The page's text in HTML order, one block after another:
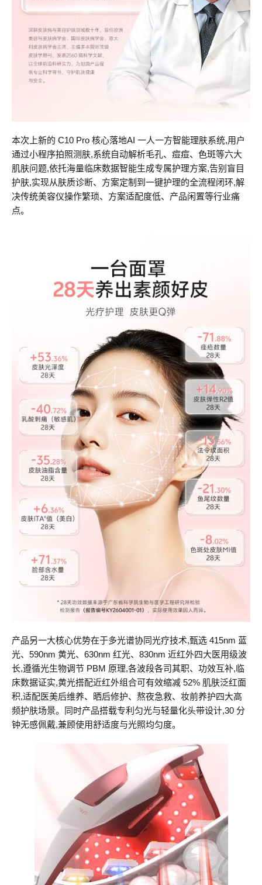
本次上新的 C10 Pro 核心落地AI 一人一方智能理肤系统,用户
通过小程序拍照测肤,系统自动解析毛孔、痘痘、色斑等六大
肌肤问题,依托海量临床数据智能生成专属护理方案,告别盲目
护肤,实现从肤质诊断、方案定制到一键护理的全流程闭环,解
决传统美容仪操作繁琐、方案适配度低、产品闲置等行业痛
点。
产品另一大核心优势在于多光谱协同光疗技术,甄选 415nm 蓝
光、590nm 黄光、630nm 红光、830nm 近红外四大医用级波
长,遵循光生物调节 PBM 原理,各波段各司其职、功效互补,临
床数据证实,黄光搭配近红外组合可有效缩减 52% 肌肤泛红面
积,适配医美后维养、晒后修护、熬夜急救、妆前养护四大高
频护肤场景。同时产品搭载专利匀光与轻量化头带设计,30 分
钟无感佩戴,兼顾使用舒适度与光照均匀度。